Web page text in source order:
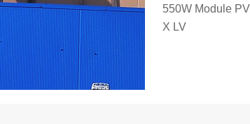
550W Module
X LV